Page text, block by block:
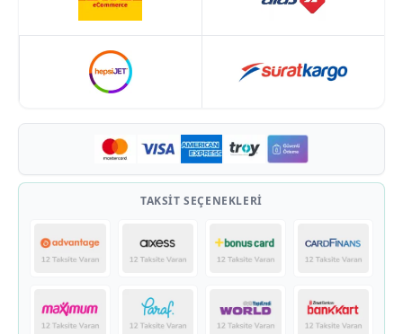
TAKSIT SEÇENEKLERI